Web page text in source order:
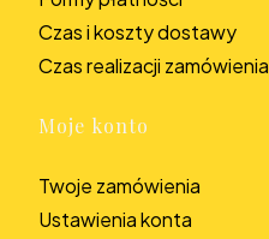
Czas i koszty dostawy
Czas realizacji zamówienia
Moje konto
Twoje zamówienia
Ustawienia konta